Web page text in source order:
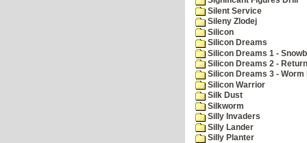
Silent Service
Sileny Zlodej
Silicon
Silicon Dreams
Silicon Dreams 1 -
Silicon Dreams 2 -
Silicon Dreams 3 - Worm
Silicon Warrior
Silk Dust
Silkworm
Silly Invaders
Silly Lander
Silly Planter